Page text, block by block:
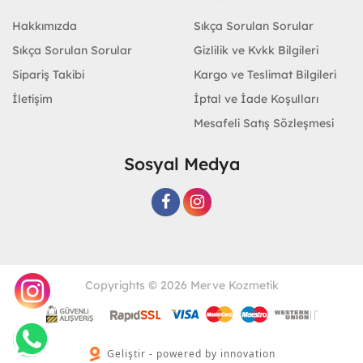
Hakkımızda
Sıkça Sorulan Sorular
Sipariş Takibi
İletişim
Sıkça Sorulan Sorular
Gizlilik ve Kvkk Bilgileri
Kargo ve Teslimat Bilgileri
İptal ve İade Koşulları
Mesafeli Satış Sözleşmesi
Sosyal Medya
Copyrights © 2026 Merve Kozmetik
Geliştir - powered by innovation